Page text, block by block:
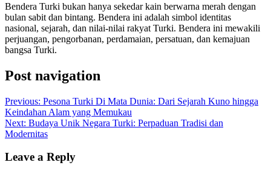
Bendera Turki bukan hanya sekedar kain berwarna merah dengan
bulan sabit dan bintang. Bendera ini adalah simbol identitas
nasional, sejarah, dan nilai-nilai rakyat Turki. Bendera ini mewakili
perjuangan, pengorbanan, perdamaian, persatuan, dan kemajuan
bangsa Turki.
Post navigation
Previous: Pesona Turki Di Mata Dunia: Dari Sejarah Kuno hingga
Keindahan Alam yang Memukau
Next: Budaya Unik Negara Turki: Perpaduan Tradisi dan
Modernitas
Leave a Reply